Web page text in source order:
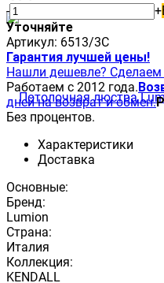
-
+
Уточняйте
Артикул: 6513/3C
Гарантия лучшей цены!
Нашли дешевле? Сделаем
Работаем с 2012 года.
дней на возврат и обмен.
Без процентов.
Характеристики
Доставка
Основные:
Бренд:
Lumion
Страна:
Италия
Коллекция:
KENDALL